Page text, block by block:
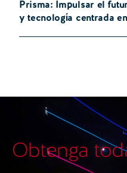
Prisma: Impulsar el
y tecnología centrada
Obtenga